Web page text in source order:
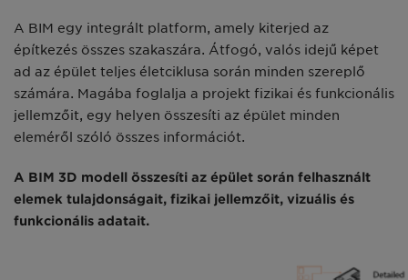
A BIM egy integrált platform, amely kiterjed az
építkezés összes szakaszára. Átfogó, valós idejű képet
ad az épület teljes életciklusa során minden szereplő
számára. Magába foglalja a projekt fizikai és funkcionális
jellemzőit, egy helyen összesíti az épület minden
eleméről szóló összes információt.
A BIM 3D modell összesíti az épület során felhasznált
elemek tulajdonságait, fizikai jellemzőit, vizuális és
funkcionális adatait.